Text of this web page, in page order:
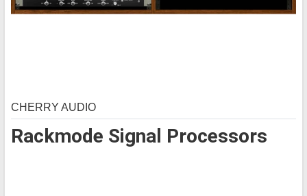
Rackmode Signal Processors
CHERRY AUDIO